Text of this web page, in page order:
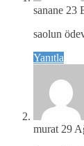
sanane 23
saolun
Yanıtla
murat 29